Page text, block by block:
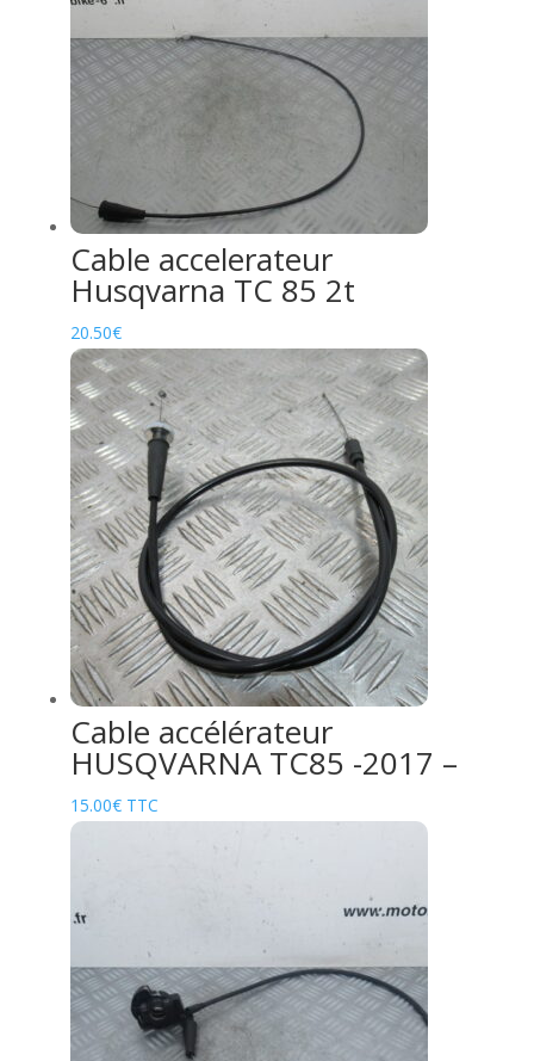
Cable accelerateur
Husqvarna TC 85 2t
20.50€
Cable accélérateur
HUSQVARNA TC85 -2017 –
15.00€ TTC